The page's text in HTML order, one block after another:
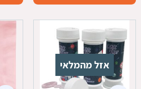
אזל מהמלאי